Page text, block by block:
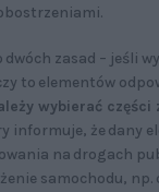
dwóch zasad – jeśli
to elementów
wybierać części
informuje, że dany
na drogach
samochodu, np.